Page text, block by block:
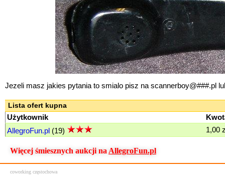
Jezeli masz jakies pytania to smialo pisz na scannerboy@###.pl
Lista ofert kupna
Użytkownik
AllegroFun.pl (19) 1,00
Więcej śmiesznych aukcji na AllegroFun.pl
coworking częstochowa